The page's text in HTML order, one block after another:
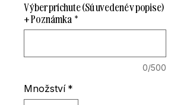
Výber príchute (Sú uvedené v popise)
+ Poznámka *
0/500
Množství *